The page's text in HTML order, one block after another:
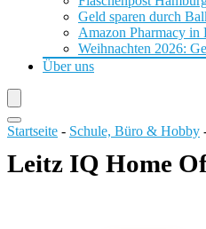
Geld sparen durch
Amazon Pharmacy in
Weihnachten 2026:
Über uns
Startseite - Schule, Büro & Hobby
Leitz IQ Home